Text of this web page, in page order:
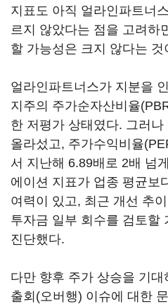
지표도 아직 얼라인파트너
르지 않았다는 점을 고려하
할 가능성은 크지 않다는 것
얼라인파트너스가 지분을
지주의 주가순자산비율
한 저평가 상태였다. 그러
올라섰고, 주가수익비율
서 지난해 6.89배로 2배 넘
에이션 지표가 업종 평균보
여력이 있고, 최근 개선 추
투자금 일부 회수를 검토할
진단했다.
다만 향후 주가 상승을 기
출회(오버행) 이슈에 대한